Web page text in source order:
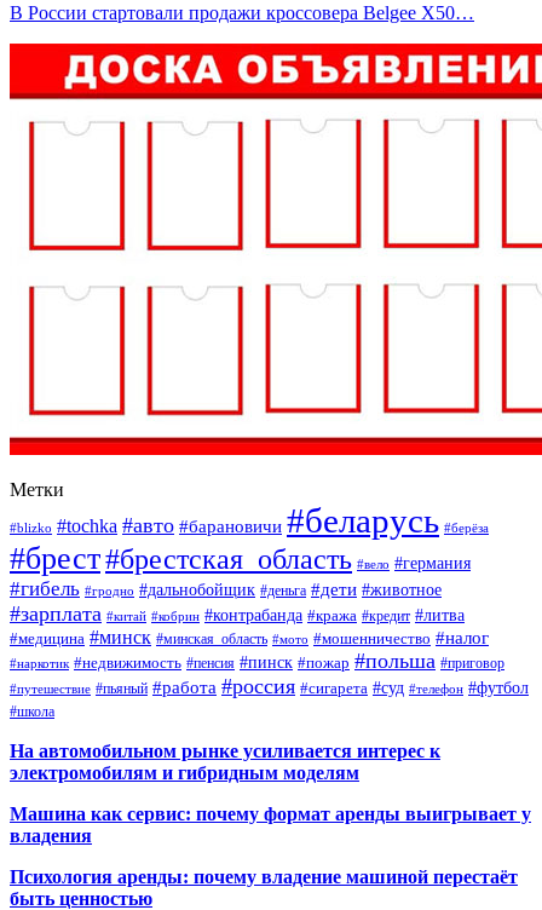
В России стартовали продажи кроссовера Belgee X50…
Метки
#blizko #tochka #авто #барановичи #беларусь #берёза
#брест#брестская_область #вело #германия
#гибель #гродно #дальнобойщик #деньга #дети #животное
#зарплата #китай #кобрин #контрабанда #кража #кредит #литва
#медицина #минск #минская_область #мото #мошенничество #налог
#наркотик #недвижимость #пенсия #пинск #пожар #польша #приговор
#путешествие #пьяный #работа #россия #сигарета #суд #телефон #футбол
#школа
На автомобильном рынке усиливается интерес к
электромобилям и гибридным моделям
Машина как сервис: почему формат аренды выигрывает у
владения
Психология аренды: почему владение машиной перестаёт
быть ценностью